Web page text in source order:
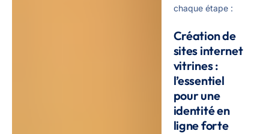
chaque étape :
Création de
sites internet
vitrines :
l’essentiel
pour une
identité en
ligne forte